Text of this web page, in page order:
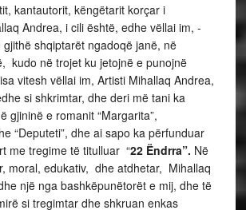
kantautorit, këngëtarit korçar i
Andrea, i cili është, edhe vëllai im, -
shqiptarët ngadoqë janë, në
kudo në trojet ku jetojnë e punojnë
vitesh vëllai im, Artisti Mihallaq Andrea,
si shkrimtar, dhe deri më tani ka
gjininë e romanit “Margarita”,
“Deputeti”, dhe ai sapo ka përfunduar
me tregime të titulluar “22 Ëndrra”. Në
moral, edukativ, dhe atdhetar, Mihallaq
një nga bashkëpunëtorët e mij, dhe të
si tregimtar dhe shkruan enkas